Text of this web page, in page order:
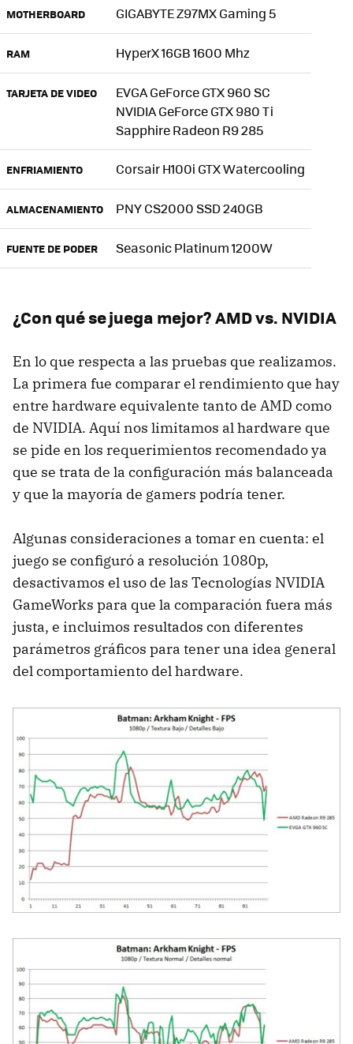
MOTHERBOARD GIGABYTE Z97MX Gaming 5
RAM HyperX 16GB 1600 Mhz
TARJETA DE VIDEO
EVGA GeForce GTX 960 SC
NVIDIA GeForce GTX 980 Ti
Sapphire Radeon R9 285
ENFRIAMIENTO Corsair H100i GTX Watercooling
ALMACENAMIENTO PNY CS2000 SSD 240GB
FUENTE DE PODER Seasonic Platinum 1200W
¿Con qué se juega mejor? AMD vs. NVIDIA
En lo que respecta a las pruebas que realizamos.
La primera fue comparar el rendimiento que hay
entre hardware equivalente tanto de AMD como
de NVIDIA. Aquí nos limitamos al hardware que
se pide en los requerimientos recomendado ya
que se trata de la configuración más balanceada
y que la mayoría de gamers podría tener.
Algunas consideraciones a tomar en cuenta: el
juego se configuró a resolución 1080p,
desactivamos el uso de las Tecnologías NVIDIA
GameWorks para que la comparación fuera más
justa, e incluimos resultados con diferentes
parámetros gráficos para tener una idea general
del comportamiento del hardware.